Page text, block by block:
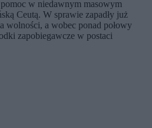
w niedawnym masowym
Ceutą. W sprawie zapadły już
wolności, a wobec ponad połowy
zapobiegawcze w postaci